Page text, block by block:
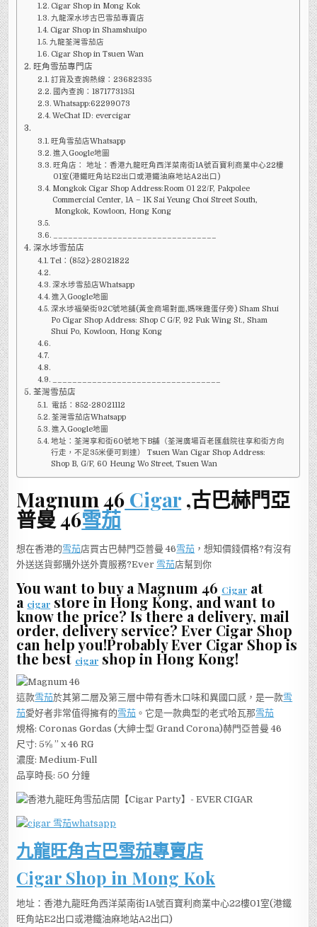
Cigar Shop in Mong Kok
九龍深水埗古巴雪茄專賣店
Cigar Shop in Shamshuipo
九龍荃灣雪茄店
Cigar Shop in Tsuen Wan
旺角雪茄專門店
訂貨及查詢熱線：23682335
國內查詢：18717731351
Whatsapp:62299073
WeChat ID: evercigar
旺角雪茄店Whatsapp
進入Google地圖
旺角店： 地址：香港九龍旺角西洋菜南街1A號百寶利商業中心22樓
01室(港鐵旺角站E2出口或港鐵油麻地站A2出口)
Mongkok Cigar Shop Address:Room 01 22/F, Pakpolee
Commercial Center, 1A – 1K Sai Yeung Choi Street South,
Mongkok, Kowloon, Hong Kong
深水埗雪茄店
Tel：(852)-28021822
深水埗雪茄店Whatsapp
進入Google地圖
深水埗福榮街92C號地舖(黃金商場對面,媽咪雞蛋仔旁) Sham Shui
Po Cigar Shop Address: Shop C G/F, 92 Fuk Wing St., Sham
Shui Po, Kowloon, Hong Kong
荃灣雪茄店
電話：852-28021112
荃灣雪茄店Whatsapp
進入Google地圖
地址：荃灣享和街60號地下B舖（荃灣廣場百老匯戲院往享和街方向
行走，不足35米便可到達） Tsuen Wan Cigar Shop Address:
Shop B, G/F, 60 Heung Wo Street, Tsuen Wan
Magnum 46 Cigar,古巴赫門亞
普曼 46雪茄
想在香港的雪茄店買古巴赫門亞普曼 46雪茄 ，想知價錢價格?有沒有
外送送貨郵購外送外賣服務?Ever 雪茄店幫到你
You want to buy a Magnum 46 Cigar at
a cigar store in Hong Kong, and want to
know the price? Is there a delivery, mail
order, delivery service? Ever Cigar Shop
can help you!Probably Ever Cigar Shop is
the best cigar shop in Hong Kong!
這款雪茄於其第二層及第三層中帶有香木口味和異國口感，是一款雪
茄愛好者非常值得擁有的雪茄 。它是一款典型的老式哈瓦那雪茄
規格: Coronas Gordas (大紳士型 Grand Corona)赫門亞普曼 46
尺寸: 5⅝ ” x 46 RG
濃度: Medium-Full
品享時長: 50 分鐘
九龍旺角古巴雪茄專賣店
Cigar Shop in Mong Kok
地址：香港九龍旺角西洋菜南街1A號百寶利商業中心22樓01室(港鐵
旺角站E2出口或港鐵油麻地站A2出口)